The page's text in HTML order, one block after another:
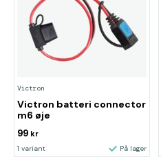
Victron
Victron batteri connector
m6 øje
99 kr
1 variant På lager